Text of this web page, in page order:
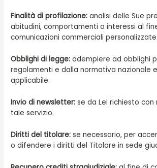
Finalità di profilazione: analisi delle Sue
abitudini, comportamenti o interessi al
comunicazioni commerciali personalizzate.
Obblighi di legge: adempiere ad obblighi
regolamenti e dalla normativa nazionale
applicabile.
Invio di newsletter: se da Lei richiesto
tale servizio.
Diritti del titolare: se necessario, per
o difendere i diritti del Titolare in sede